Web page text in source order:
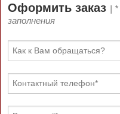
Оформить заказ |
заполнения